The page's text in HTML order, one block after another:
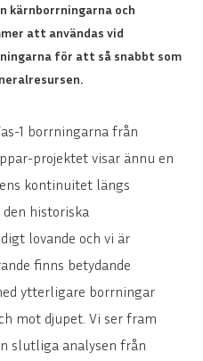
kärnborrningarna och
att användas vid
för att så snabbt som
1 borrningarna från
projektet visar ännu en
kontinuitet längs
historiska
lovande och vi är
finns betydande
ytterligare borrningar
mot djupet. Vi ser fram
slutliga analysen från